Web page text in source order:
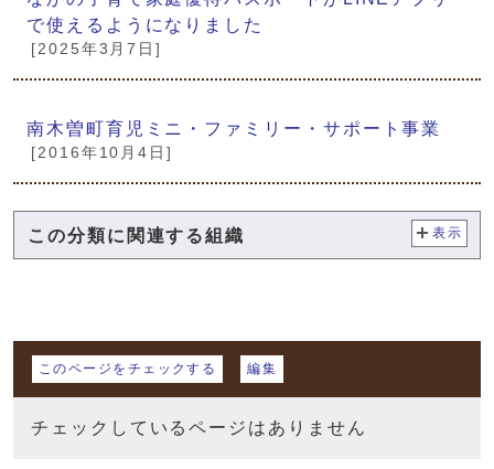
で使えるようになりました
[2025年3月7日]
南木曽町育児ミニ・ファミリー・サポート事業
[2016年10月4日]
この分類に関連する組織 表示
マイページ
このページをチェックする 編集
チェックしているページはありません